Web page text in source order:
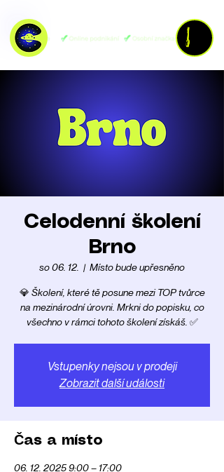
Celodenní školení
Brno
so 06. 12.
  |
Místo bude upřesněno
💎 Školení, které tě posune mezi TOP tvůrce
na mezinárodní úrovni. Mrkni do popisku, co
všechno v rámci tohoto školení získáš. ✅
Vstupenky nejsou v prodeji
Zobrazit další události
Čas a místo
06. 12. 2025 9:00 – 17:00